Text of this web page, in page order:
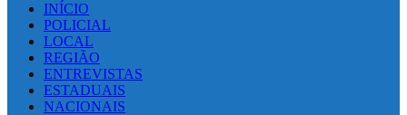
INÍCIO
POLICIAL
LOCAL
REGIÃO
ENTREVISTAS
ESTADUAIS
NACIONAIS